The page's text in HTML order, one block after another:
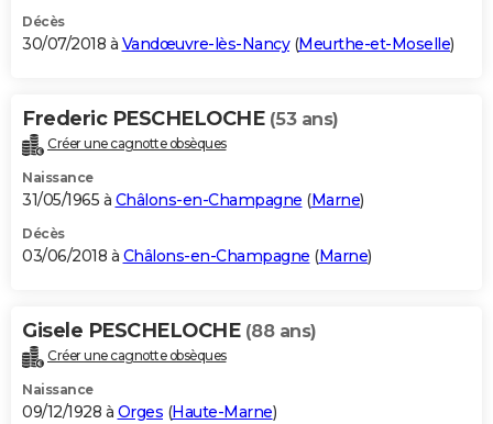
Décès
30/07/2018 à Vandœuvre-lès-Nancy(Meurthe-et-Moselle)
Frederic PESCHELOCHE (53 ans)
Créer une cagnotte obsèques
Naissance
31/05/1965 à Châlons-en-Champagne (Marne)
Décès
03/06/2018 à Châlons-en-Champagne (Marne)
Gisele PESCHELOCHE (88 ans)
Créer une cagnotte obsèques
Naissance
09/12/1928 à Orges (Haute-Marne)